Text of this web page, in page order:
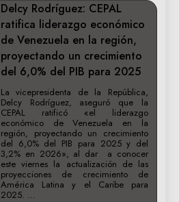
Delcy Rodríguez: CEPAL
ratifica liderazgo económico
de Venezuela en la región,
proyectando un crecimiento
del 6,0% del PIB para 2025
La vicepresidenta de la República,
Delcy Rodríguez, aseguró que la
CEPAL ratificó «el liderazgo
económico de Venezuela en la
región, proyectando un crecimiento
del 6,0% del PIB para 2025 y del
3,2% en 2026», al dar a conocer
este viernes la actualización de las
proyecciones de crecimiento de
América Latina y el Caribe para
2025. …